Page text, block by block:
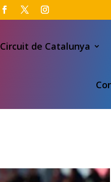
Circuit de Catalunya